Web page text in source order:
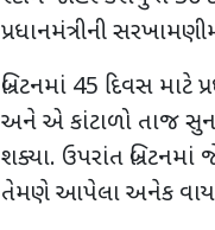
પ્રધાનમંત્રીની
બ્રિટનમાં 45 દિવસ માટે
અને એ કાંટાળો તાજ
શક્યા. ઉપરાંત
તેમણે આપેલા અનેક